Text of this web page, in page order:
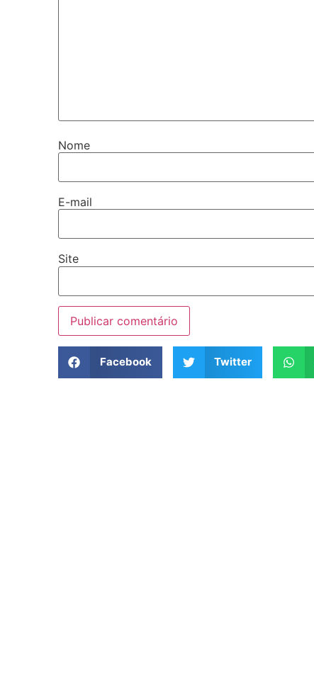
Nome
E-mail
Site
Facebook Twitter